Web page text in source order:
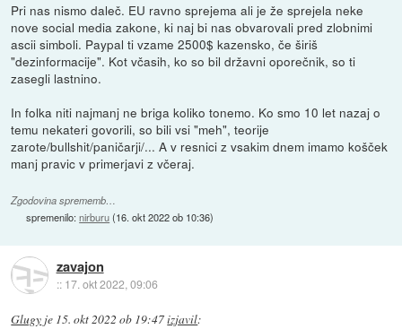
Pri nas nismo daleč. EU ravno sprejema ali je že sprejela neke
nove social media zakone, ki naj bi nas obvarovali pred zlobnimi
ascii simboli. Paypal ti vzame 2500$ kazensko, če širiš
"dezinformacije". Kot včasih, ko so bil državni oporečnik, so ti
zasegli lastnino.
In folka niti najmanj ne briga koliko tonemo. Ko smo 10 let nazaj o
temu nekateri govorili, so bili vsi "meh", teorije
zarote/bullshit/paničarji/... A v resnici z vsakim dnem imamo košček
manj pravic v primerjavi z včeraj.
Zgodovina sprememb…
spremenilo:nirburu(16. okt 2022 ob 10:36)
zavajon
:: 17. okt 2022, 09:06
Glugy je 15. okt 2022 ob 19:47izjavil: